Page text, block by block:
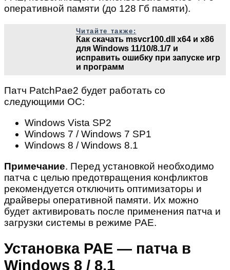
оперативной памяти (до 128 Гб памяти).
Читайте также:
Как скачать msvcr100.dll x64 и x86
для Windows 11/10/8.1/7 и
исправить ошибку при запуске игр
и программ
Патч PatchPae2 будет работать со
следующими ОС:
Windows Vista SP2
Windows 7 / Windows 7 SP1
Windows 8 / Windows 8.1
Примечание. Перед установкой необходимо
патча с целью предотвращения конфликтов
рекомендуется отключить оптимизаторы и
драйверы оперативной памяти. Их можно
будет активировать после применения патча и
загрузки системы в режиме PAE.
Установка PAE — патча в
Windows 8 / 8.1